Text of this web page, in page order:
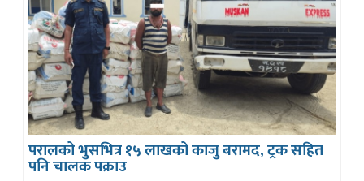
परालको भुसभित्र १५ लाखको काजु बरामद, ट्रक सहित
पनि चालक पक्राउ